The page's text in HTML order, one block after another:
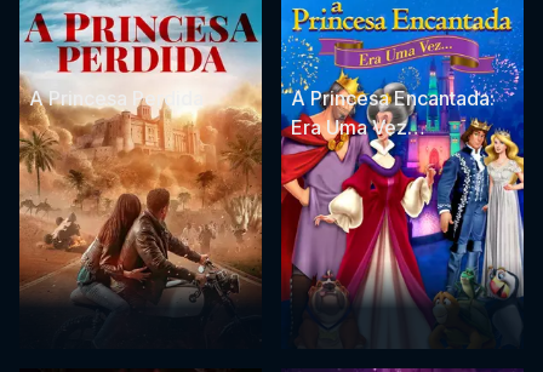
A Princesa Perdida
A Princesa Encantada:
Era Uma Vez…